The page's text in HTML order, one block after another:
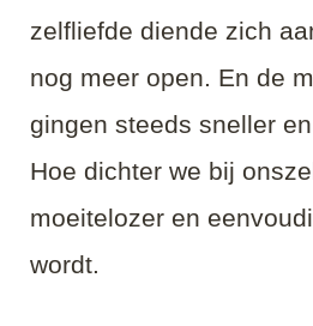
zelfliefde diende zich
nog meer open. En de
gingen steeds sneller
Hoe dichter we bij
moeitelozer en
wordt.